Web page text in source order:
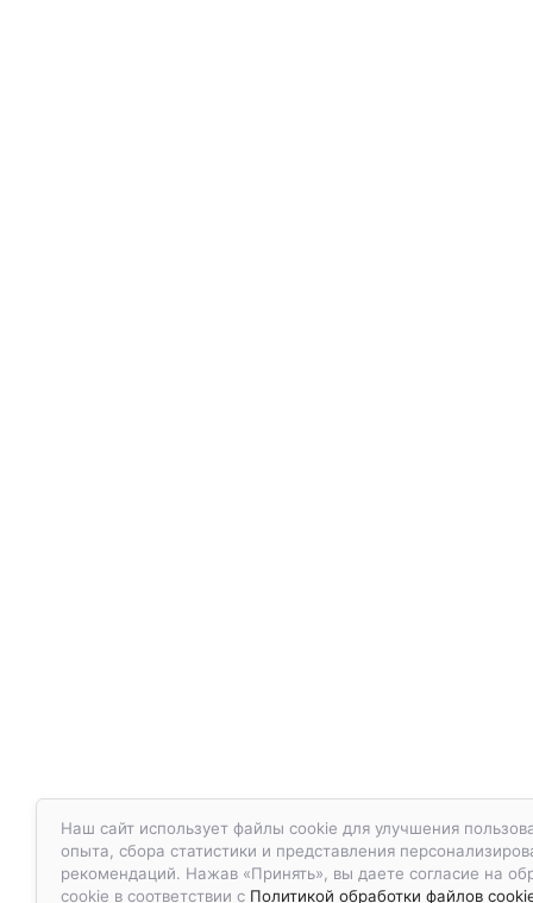
Наш сайт использует файлы cookie для улучшения
опыта, сбора статистики и представления
рекомендаций. Нажав «Принять», вы даете согласие на
cookie в соответствии с Политикой обработки файлов